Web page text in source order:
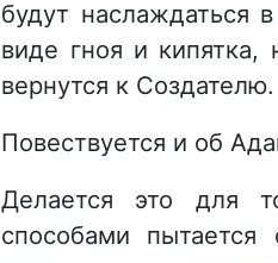
будут наслаждаться
виде гноя и кипятка,
вернутся к Создателю.
Повествуется и об
Делается это для
способами